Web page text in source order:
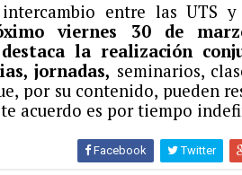
entre las UTS y
viernes 30 de
la realización
jornadas, seminarios,
por su contenido, pueden
acuerdo es por tiempo
Facebook Twitter